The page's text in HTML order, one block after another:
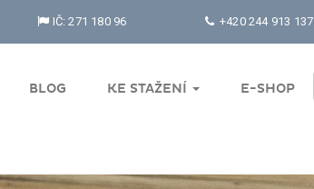
IČ: 271 180 96 +420 244 913 137
BLOG KE STAŽENÍ E-SHOP